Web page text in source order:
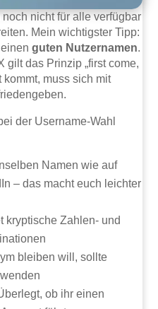
nicht für alle verfügbar
Mein wichtigster Tipp:
einenguten Nutzernamen.
gilt das Prinzip „first come,
kommt, muss sich mit
der Username-Wahl
Namen wie auf
– das macht euch leichter
kryptische Zahlen- und
bleiben will, sollte
ob ihr einen